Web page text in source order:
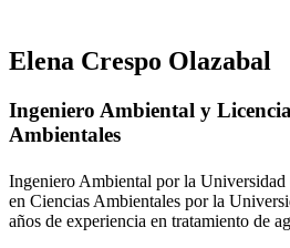
Elena Crespo Olazabal
Ingeniero Ambiental y
Ambientales
Ingeniero Ambiental por la
en Ciencias Ambientales por la
años de experiencia en tratamiento de